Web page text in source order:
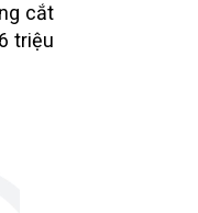
cắt
triệu